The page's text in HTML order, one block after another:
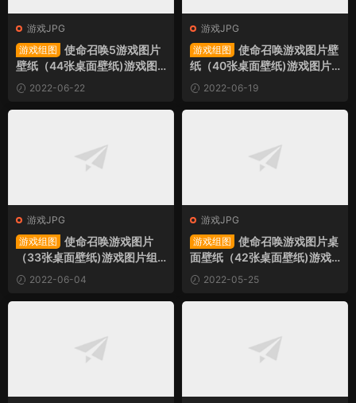
游戏JPG
游戏组图
使命召唤5游戏图片
壁纸（44张桌面壁纸)游戏图
片组图
2022-06-22
游戏JPG
游戏组图
使命召唤游戏图片壁
纸（40张桌面壁纸)游戏图片
组图2022-06-19
游戏JPG
游戏组图
使命召唤游戏图片
（33张桌面壁纸)游戏图片组
图 2022-06-04
游戏JPG
游戏组图
使命召唤游戏图片桌
面壁纸（42张桌面壁纸)游戏
图片组图
2022-05-25